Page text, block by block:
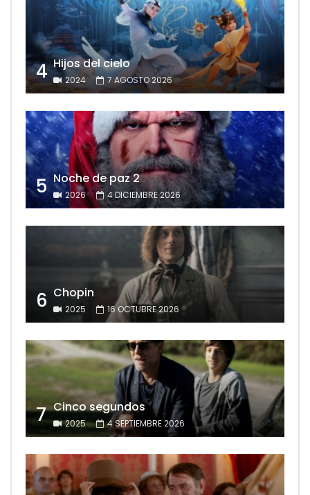
4 Hijos del cielo
2024 7 AGOSTO 2026
5 Noche de paz 2
2026 4 DICIEMBRE 2026
6 Chopin
2025 16 OCTUBRE 2026
7 Cinco segundos
2025 4 SEPTIEMBRE 2026